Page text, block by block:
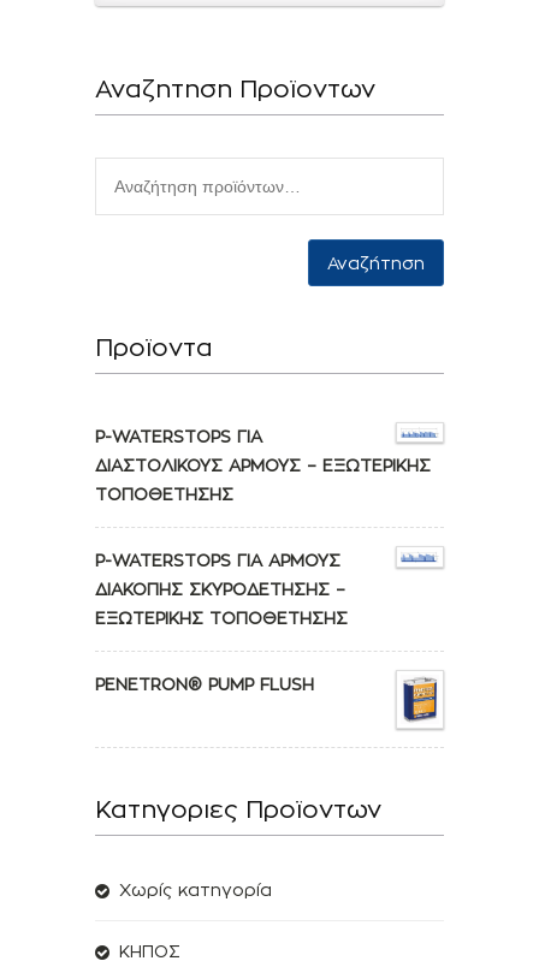
Αναζητηση Προϊοντων
Αναζήτηση
Προϊοντα
P-WATERSTOPS ΓΙΑ
ΔΙΑΣΤΟΛΙΚΟΥΣ ΑΡΜΟΥΣ – ΕΞΩΤΕΡΙΚΗΣ
ΤΟΠΟΘΕΤΗΣΗΣ
P-WATERSTOPS ΓΙΑ ΑΡΜΟΥΣ
ΔΙΑΚΟΠΗΣ ΣΚΥΡΟΔΕΤΗΣΗΣ –
ΕΞΩΤΕΡΙΚΗΣ ΤΟΠΟΘΕΤΗΣΗΣ
PENETRON® PUMP FLUSH
Κατηγοριες Προϊοντων
Χωρίς κατηγορία
ΚΗΠΟΣ